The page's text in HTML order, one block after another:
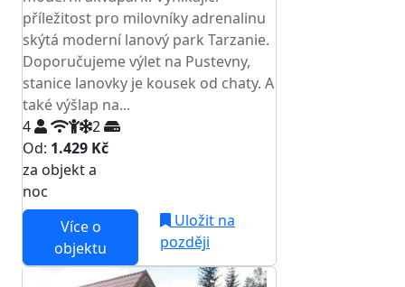
příležitost pro milovníky adrenalinu
skýtá moderní lanový park Tarzanie.
Doporučujeme výlet na Pustevny,
stanice lanovky je kousek od chaty. A
také výšlap na...
4
2
Od: 1.429 Kč
za objekt a
noc
Více o
objektu
Uložit na
později